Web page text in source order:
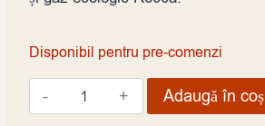
Disponibil pentru pre-comenzi
Cantitate
Vitrină
Adaugă în coș